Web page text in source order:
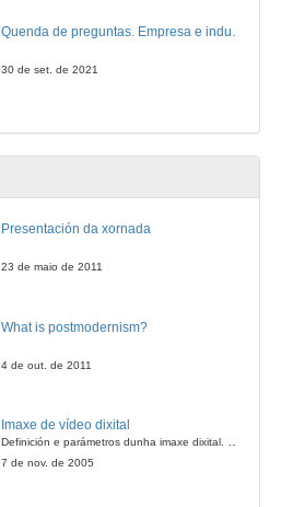
Quenda de preguntas. Empresa e industria do mar: igualdade e diversidade
30 de set. de 2021
Presentación da xornada
23 de maio de 2011
What is postmodernism?
4 de out. de 2011
Imaxe de vídeo dixital
7 de nov. de 2005